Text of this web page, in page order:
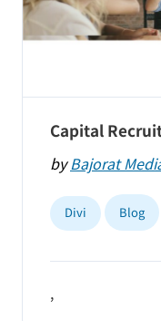
Capital
byBajorat
Divi Blog
,